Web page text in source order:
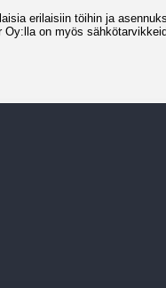
erilaisiin töihin ja
on myös